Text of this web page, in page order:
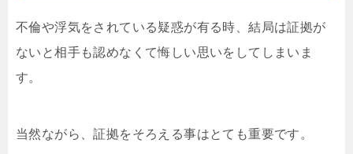
不倫や浮気をされている疑惑が有る時、結局は証拠が
ないと相手も認めなくて悔しい思いをしてしまいま
す。
当然ながら、証拠をそろえる事はとても重要です。